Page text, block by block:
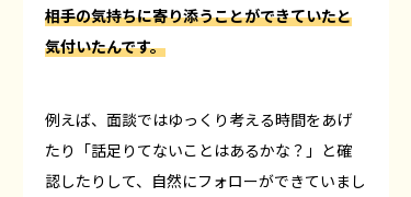
相手の気持ちに寄り添うことができていたと
気付いたんです。
例えば、面談ではゆっくり考える時間をあげ
たり「話足りてないことはあるかな？」と確
認したりして、自然にフォローができていまし